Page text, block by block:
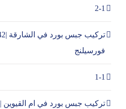
2-1
فورسيلنج
1-1
تركيب جبس بورد في ام القيوين |0544026642